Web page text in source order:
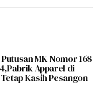
MK Nomor 168
Apparel di
Kasih Pesangon